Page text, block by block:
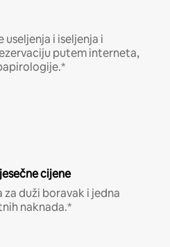
i iseljenja i
putem interneta,
cijene
za duži boravak i jedna
naknada.*